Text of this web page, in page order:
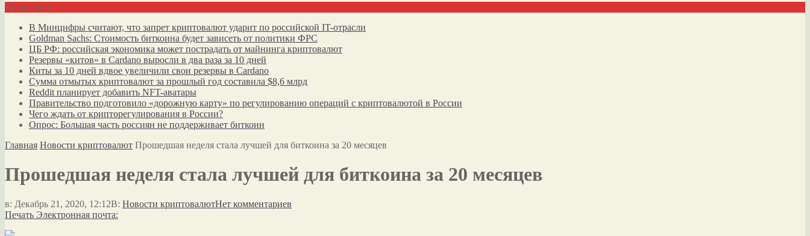
Актуально
В Минцифры считают, что запрет криптовалют ударит по российской IT-отрасли
Goldman Sachs: Стоимость биткоина будет зависеть от политики ФРС
ЦБ РФ: российская экономика может пострадать от майнинга криптовалют
Резервы «китов» в Cardano выросли в два раза за 10 дней
Киты за 10 дней вдвое увеличили свои резервы в Cardano
Сумма отмытых криптовалют за прошлый год составила $8,6 млрд
Reddit планирует добавить NFT-аватары
Правительство подготовило «дорожную карту» по регулированию операций с криптовалютой в России
Чего ждать от крипторегулирования в России?
Опрос: Большая часть россиян не поддерживает биткоин
Главная Новости криптовалют Прошедшая неделя стала лучшей для биткоина за 20 месяцев
Прошедшая неделя стала лучшей для биткоина за 20 месяцев
в: Декабрь 21, 2020, 12:12В: Новости криптовалютНет комментариев
Печать Электронная почта: